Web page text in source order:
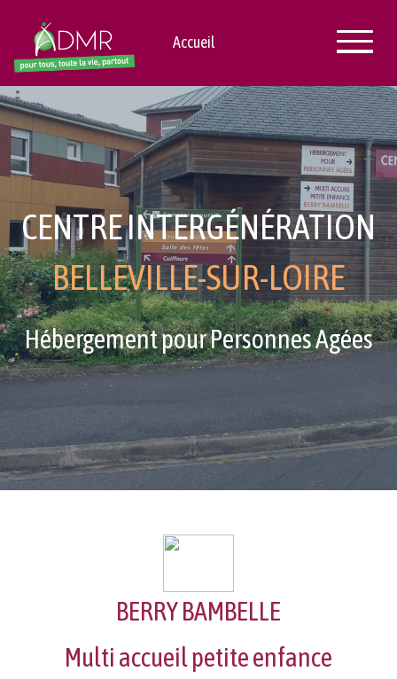
Accueil
CENTRE INTERGÉNÉRATION
BELLEVILLE-SUR-LOIRE
Hébergement pour Personnes Agées
BERRY BAMBELLE
Multi accueil petite enfance